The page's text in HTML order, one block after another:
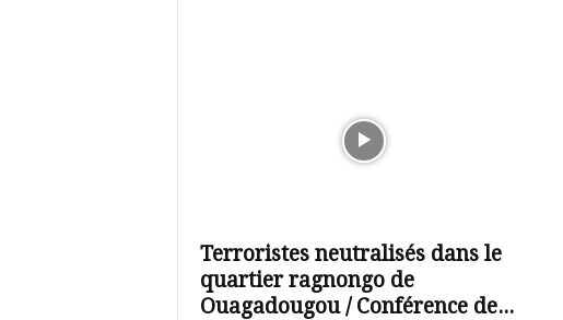
Terroristes neutralisés dans le
quartier ragnongo de
Ouagadougou / Conférence de...